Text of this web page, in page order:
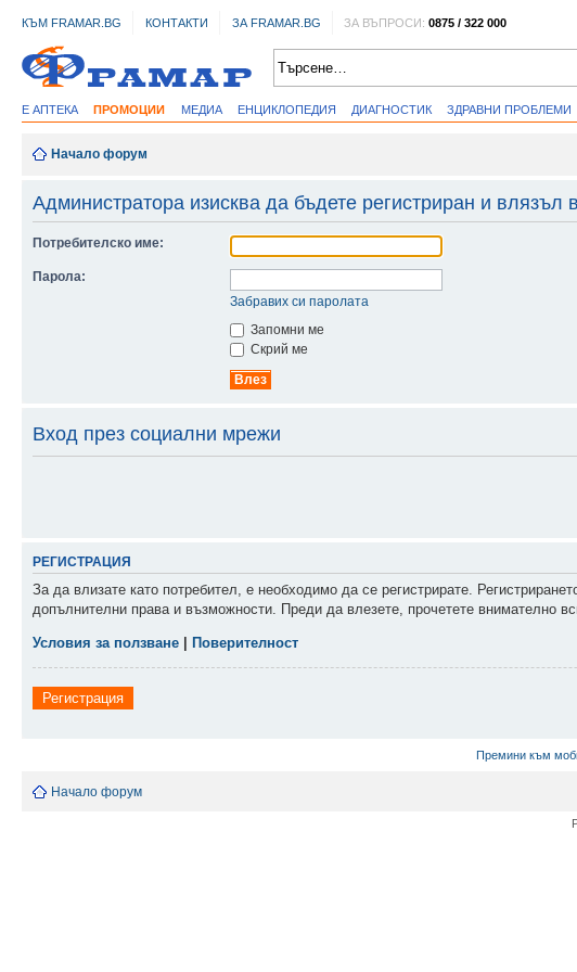
КЪМ FRAMAR.BG КОНТАКТИ ЗА FRAMAR.BG ЗА ВЪПРОСИ:0875 / 322 000
Е АПТЕКА ПРОМОЦИИ МЕДИА ЕНЦИКЛОПЕДИЯ ДИАГНОСТИК ЗДРАВНИ ПРОБЛЕМИ
Начало форум
Администратора изисква да бъдете регистриран и влязъл
Потребителско име:
Парола:
Забравих си паролата
Запомни ме
Скрий ме
Вход през социални мрежи
РЕГИСТРАЦИЯ
За да влизате като потребител, е необходимо да се регистрирате.
допълнителни права и възможности. Преди да влезете, прочетете внимателно
Условия за ползване | Поверителност
Регистрация
Премини към
Начало форум